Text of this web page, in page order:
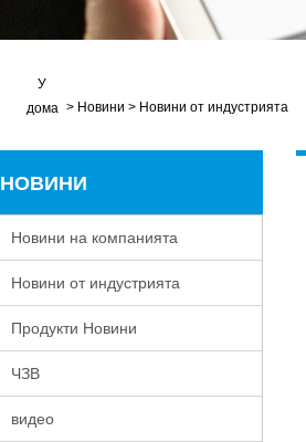
У
дома > Новини > Новини от индустрията
НОВИНИ
Новини на компанията
Новини от индустрията
Продукти Новини
ЧЗВ
видео